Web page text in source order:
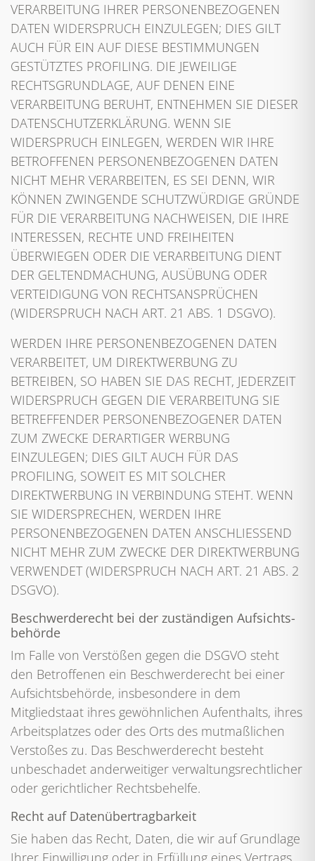
VERARBEITUNG IHRER PERSONENBEZOGENEN
DATEN WIDERSPRUCH EINZULEGEN; DIES GILT
AUCH FÜR EIN AUF DIESE BESTIMMUNGEN
GESTÜTZTES PROFILING. DIE JEWEILIGE
RECHTSGRUNDLAGE, AUF DENEN EINE
VERARBEITUNG BERUHT, ENTNEHMEN SIE DIESER
DATENSCHUTZERKLÄRUNG. WENN SIE
WIDERSPRUCH EINLEGEN, WERDEN WIR IHRE
BETROFFENEN PERSONENBEZOGENEN DATEN
NICHT MEHR VERARBEITEN, ES SEI DENN, WIR
KÖNNEN ZWINGENDE SCHUTZWÜRDIGE GRÜNDE
FÜR DIE VERARBEITUNG NACHWEISEN, DIE IHRE
INTERESSEN, RECHTE UND FREIHEITEN
ÜBERWIEGEN ODER DIE VERARBEITUNG DIENT
DER GELTENDMACHUNG, AUSÜBUNG ODER
VERTEIDIGUNG VON RECHTSANSPRÜCHEN
(WIDERSPRUCH NACH ART. 21 ABS. 1 DSGVO).
WERDEN IHRE PERSONENBEZOGENEN DATEN
VERARBEITET, UM DIREKTWERBUNG ZU
BETREIBEN, SO HABEN SIE DAS RECHT, JEDERZEIT
WIDERSPRUCH GEGEN DIE VERARBEITUNG SIE
BETREFFENDER PERSONENBEZOGENER DATEN
ZUM ZWECKE DERARTIGER WERBUNG
EINZULEGEN; DIES GILT AUCH FÜR DAS
PROFILING, SOWEIT ES MIT SOLCHER
DIREKTWERBUNG IN VERBINDUNG STEHT. WENN
SIE WIDERSPRECHEN, WERDEN IHRE
PERSONENBEZOGENEN DATEN ANSCHLIESSEND
NICHT MEHR ZUM ZWECKE DER DIREKTWERBUNG
VERWENDET (WIDERSPRUCH NACH ART. 21 ABS. 2
DSGVO).
Beschwerde­recht bei der zuständigen Aufsichts­
behörde
Im Falle von Verstößen gegen die DSGVO steht
den Betroffenen ein Beschwerderecht bei einer
Aufsichtsbehörde, insbesondere in dem
Mitgliedstaat ihres gewöhnlichen Aufenthalts, ihres
Arbeitsplatzes oder des Orts des mutmaßlichen
Verstoßes zu. Das Beschwerderecht besteht
unbeschadet anderweitiger verwaltungsrechtlicher
oder gerichtlicher Rechtsbehelfe.
Recht auf Daten­übertrag­barkeit
Sie haben das Recht, Daten, die wir auf Grundlage
Ihrer Einwilligung oder in Erfüllung eines Vertrags